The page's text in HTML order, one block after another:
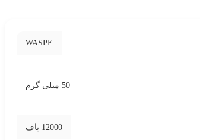
WASPE
50 میلی گرم
12000 پاف